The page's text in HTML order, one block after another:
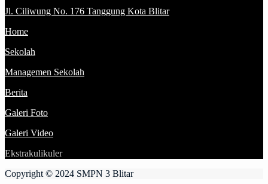
Jl. Ciliwung No. 176 Tanggung Kota Blitar
Home
Sekolah
Managemen Sekolah
Berita
Galeri Foto
Galeri Video
Ekstrakulikuler
Copyright © 2024 SMPN 3 Blitar